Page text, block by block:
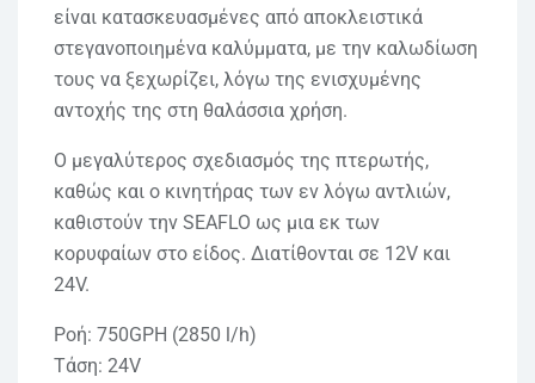
είναι κατασκευασμένες από αποκλειστικά
στεγανοποιημένα καλύμματα, με την καλωδίωση
τους να ξεχωρίζει, λόγω της ενισχυμένης
αντοχής της στη θαλάσσια χρήση.
Ο μεγαλύτερος σχεδιασμός της πτερωτής,
καθώς και ο κινητήρας των εν λόγω αντλιών,
καθιστούν την SEAFLO ως μια εκ των
κορυφαίων στο είδος. Διατίθονται σε 12V και
24V.
Ροή: 750GPH (2850 l/h)
Τάση: 24V